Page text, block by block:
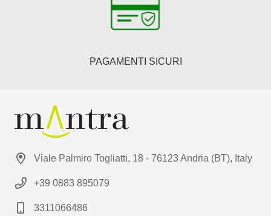
PAGAMENTI SICURI
Viale Palmiro Togliatti, 18 - 76123 Andria (BT), Italy
+39 0883 895079
3311066486